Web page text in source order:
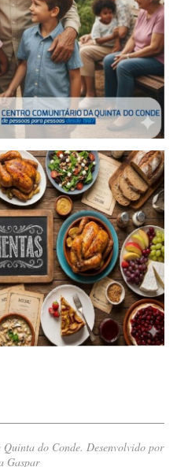
do Conde. Desenvolvido por
Gaspar